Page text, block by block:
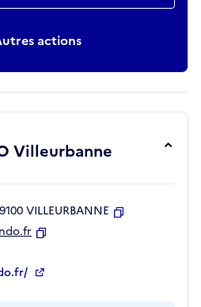
actions
Villeurbanne
VILLEURBANNE